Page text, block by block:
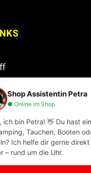
auf Facebook
auf Facebook
Katalog
Shop Assistentin Petra
● Online im Shop
ich bin Petra! 👋 Du hast
Tauchen, Booten
Ich helfe dir gerne direkt
– rund um die Uhr.